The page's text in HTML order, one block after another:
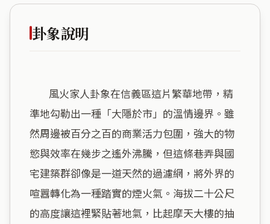
卦象說明
準地勾勒出一種「大隱於市」的溫情邊界。雖
然周邊被百分之百的商業活力包圍，強大的物
慾與效率在幾步之遙外沸騰，但這條巷弄與國
宅建築群卻像是一道天然的過濾網，將外界的
喧囂轉化為一種踏實的煙火氣。海拔二十公尺
的高度讓這裡緊貼著地氣，比起摩天大樓的抽